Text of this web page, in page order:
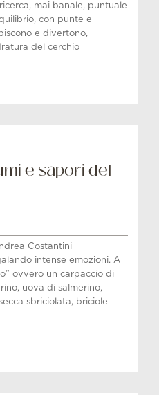
mai banale, puntuale
con punte e
e divertono,
del cerchio
e sapori del
Costantini
intense emozioni. A
ovvero un carpaccio di
uova di salmerino,
sbriciolata, briciole